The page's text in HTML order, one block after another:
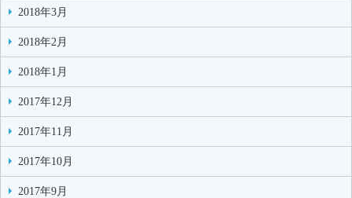
2018年3月
2018年2月
2018年1月
2017年12月
2017年11月
2017年10月
2017年9月